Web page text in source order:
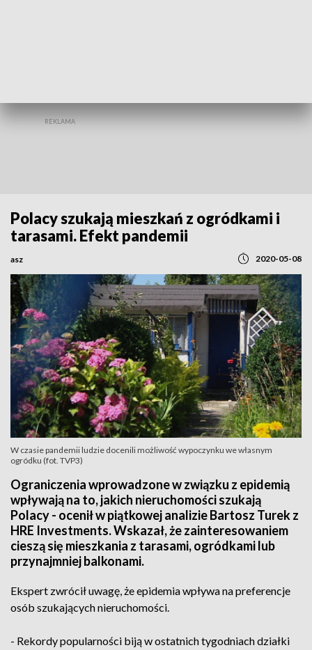
Polacy szukają mieszkań z ogródkami i
tarasami. Efekt pandemii
asz 2020-05-08
W czasie pandemii ludzie docenili możliwość wypoczynku we własnym
ogródku (fot. TVP3)
Ograniczenia wprowadzone w związku z epidemią
wpływają na to, jakich nieruchomości szukają
Polacy - ocenił w piątkowej analizie Bartosz Turek z
HRE Investments. Wskazał, że zainteresowaniem
cieszą się mieszkania z tarasami, ogródkami lub
przynajmniej balkonami.
Ekspert zwrócił uwagę, że epidemia wpływa na preferencje
osób szukających nieruchomości.
- Rekordy popularności biją w ostatnich tygodniach działki